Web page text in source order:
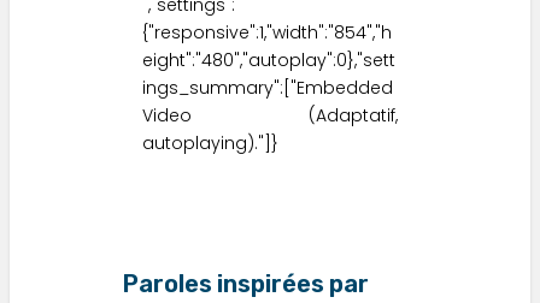
","settings":
{"responsive":1,"width":"854","h
eight":"480","autoplay":0},"sett
ings_summary":["Embedded
Video (Adaptatif,
autoplaying)."]}
Paroles inspirées par